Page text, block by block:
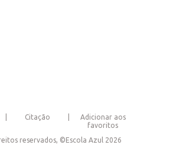
Citação
Adicionar aos
favoritos
reservados, ©Escola Azul 2026